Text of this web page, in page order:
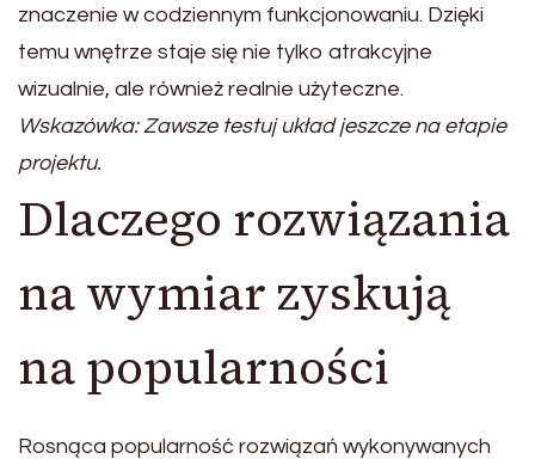
znaczenie w codziennym funkcjonowaniu. Dzięki
temu wnętrze staje się nie tylko atrakcyjne
wizualnie, ale również realnie użyteczne.
Wskazówka: Zawsze testuj układ jeszcze na etapie
projektu.
Dlaczego rozwiązania
na wymiar zyskują
na popularności
Rosnąca popularność rozwiązań wykonywanych